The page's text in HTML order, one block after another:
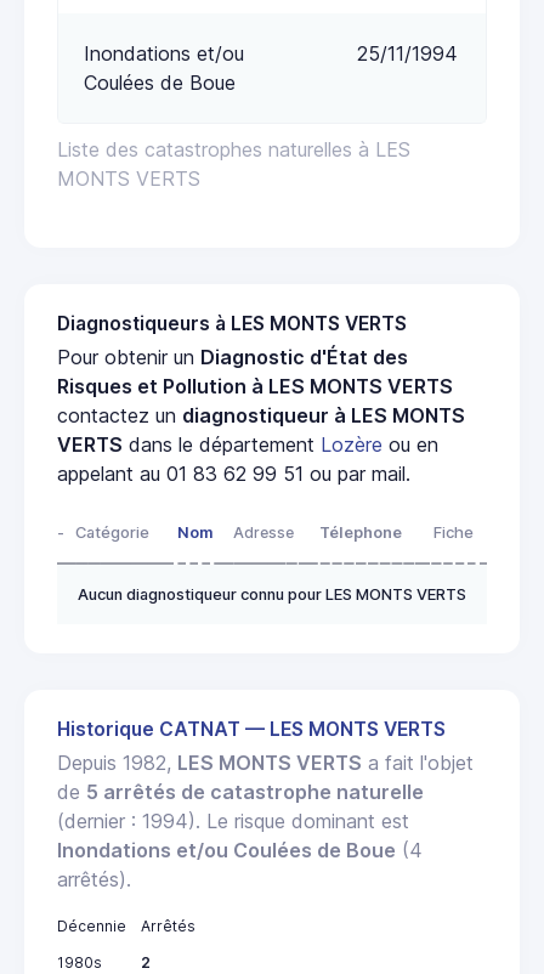
Liste des catastrophes naturelles à LES
MONTS VERTS
Inondations et/ou
Coulées de Boue
25/11/1994
Diagnostiqueurs à LES MONTS VERTS
Pour obtenir un Diagnostic d'État des
Risques et Pollution à LES MONTS VERTS
contactez un diagnostiqueur à LES MONTS
VERTS dans le département Lozère ou en
appelant au 01 83 62 99 51 ou par mail.
- Catégorie Nom Adresse Télephone Fiche
Aucun diagnostiqueur connu pour LES MONTS VERTS
Historique CATNAT — LES MONTS VERTS
Depuis 1982, LES MONTS VERTS a fait l'objet
de 5 arrêtés de catastrophe naturelle
(dernier : 1994). Le risque dominant est
Inondations et/ou Coulées de Boue (4
arrêtés).
Décennie
Arrêtés
1980s
2